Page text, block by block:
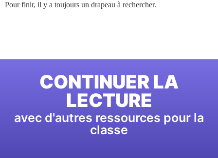
Pour finir, il y a toujours un drapeau à rechercher.
CONTINUER LA
LECTURE
avec d'autres ressources pour la
classe